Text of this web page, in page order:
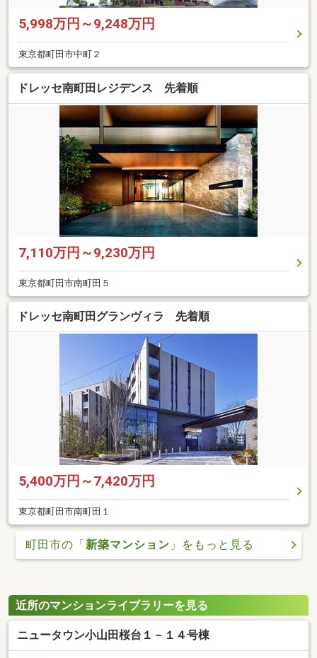
5,998万円～9,248万円
東京都町田市中町２
ドレッセ南町田レジデンス 先着順
7,110万円～9,230万円
東京都町田市南町田５
ドレッセ南町田グランヴィラ 先着順
5,400万円～7,420万円
東京都町田市南町田１
町田市の「新築マンション 」をもっと見る
近所のマンションライブラリーを見る
ニュータウン小山田桜台１－１４号棟